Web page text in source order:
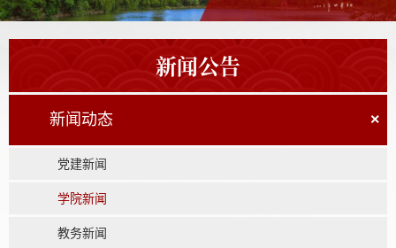
新闻公告
新闻动态 ×
党建新闻
学院新闻
教务新闻